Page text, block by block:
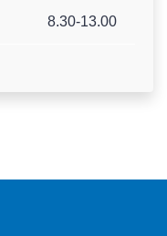
8.30-13.00